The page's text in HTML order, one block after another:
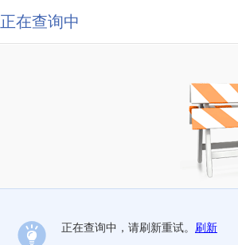
正在查询中
正在查询中，请刷新重试。 刷新